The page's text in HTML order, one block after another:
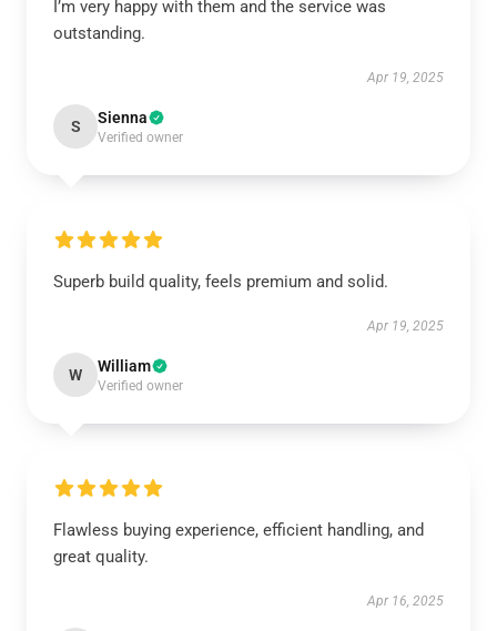
I’m very happy with them and the service was
outstanding.
Apr 19, 2025
S Sienna
Verified owner
Superb build quality, feels premium and solid.
Apr 19, 2025
W William
Verified owner
Flawless buying experience, efficient handling, and
great quality.
Apr 16, 2025